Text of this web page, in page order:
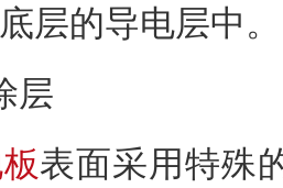
层的导电层中。
层
表面采用特殊